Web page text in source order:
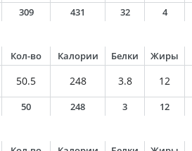
309 431 32 4
Кол-во Калории Белки Жиры
50.5 248 3.8 12
50 248 3 12